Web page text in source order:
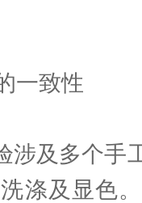
致性
及多个手
涤及显色